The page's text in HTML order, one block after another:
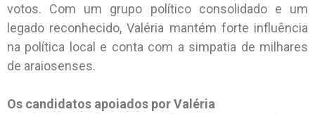
votos. Com um grupo político consolidado e um
legado reconhecido, Valéria mantém forte influência
na política local e conta com a simpatia de milhares
de araiosenses.
Os candidatos apoiados por Valéria